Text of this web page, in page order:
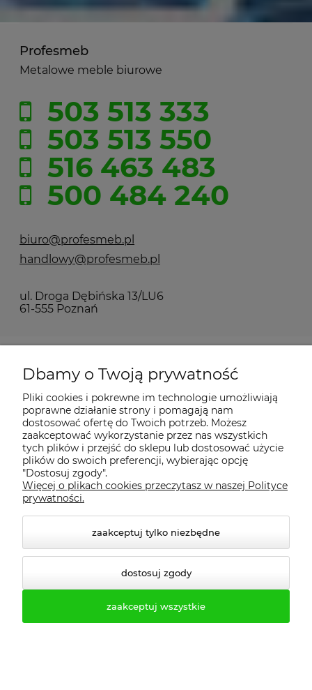
Profesmeb
Metalowe meble biurowe
503 513 333
503 513 550
516 463 483
500 484 240
biuro@profesmeb.pl
handlowy@profesmeb.pl
ul. Droga Dębińska 13/LU6
61-555 Poznań
Realizacje
Moje konto
Regulamin
Dostawa - realizacja
Gwarancja i zwroty
Dbamy o Twoją prywatność
Pliki cookies i pokrewne im technologie umożliwiają
poprawne działanie strony i pomagają nam
dostosować ofertę do Twoich potrzeb. Możesz
zaakceptować wykorzystanie przez nas wszystkich
tych plików i przejść do sklepu lub dostosować użycie
plików do swoich preferencji, wybierając opcję
"Dostosuj zgody".
Więcej o plikach cookies przeczytasz w naszej Polityce
prywatności.
zaakceptuj tylko niezbędne
dostosuj zgody
zaakceptuj wszystkie